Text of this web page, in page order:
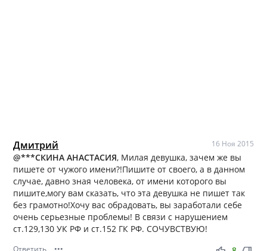
Дмитрий 16 Ноя 2015
@***СКИНА АНАСТАСИЯ, Милая девушка, зачем же вы
пишете от чужого имени?!Пишите от своего, а в данном
случае, давно зная человека, от имени которого вы
пишите,могу вам сказать, что эта девушка не пишет так
без грамотно!Хочу вас обрадовать, вы заработали себе
очень серьезные проблемы! В связи с нарушением
ст.129,130 УК РФ и ст.152 ГК РФ. СОЧУВСТВУЮ!
Ответить •••